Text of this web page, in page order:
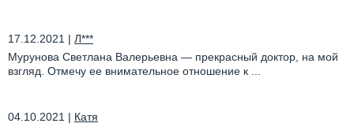
17.12.2021 | Л***
Мурунова Светлана Валерьевна — прекрасный доктор, на мой
взгляд. Отмечу ее внимательное отношение к ...
04.10.2021 | Катя